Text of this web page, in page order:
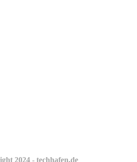
2024 - techhafen.de